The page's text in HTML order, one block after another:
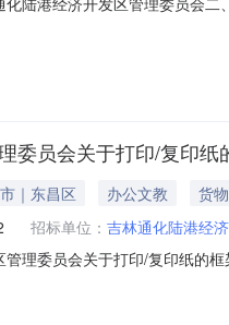
或标的基本概况：七、其它
委员会关于打印/复印
｜东昌区 办公文教
货物
招标单位： 吉林通化陆港经
理委员会关于打印/复印纸的
目所在行政区划编码:220599